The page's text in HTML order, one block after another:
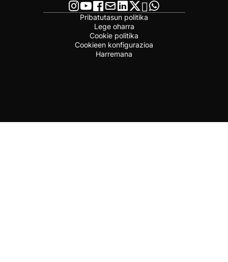
Pribatutasun politika
Lege oharra
Cookie politika
Cookieen konfigurazioa
Harremana